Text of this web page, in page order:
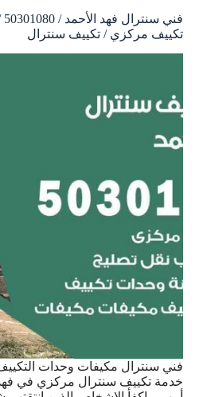
تكييف مركزي / تكييف سنترال
فني سنترال مكيفات وحدات
خدمة تكييف سنترال مركزي في